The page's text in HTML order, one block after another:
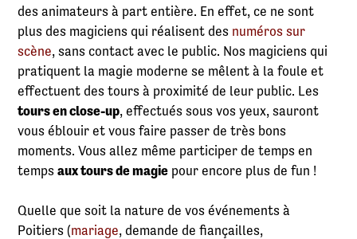
des animateurs à part entière. En effet, ce ne sont
plus des magiciens qui réalisent des numéros sur
scène, sans contact avec le public. Nos magiciens qui
pratiquent la magie moderne se mêlent à la foule et
effectuent des tours à proximité de leur public. Les
tours en close-up, effectués sous vos yeux, sauront
vous éblouir et vous faire passer de très bons
moments. Vous allez même participer de temps en
tempsaux tours de magie pour encore plus de fun !
Quelle que soit la nature de vos événements à
Poitiers (mariage, demande de fiançailles,